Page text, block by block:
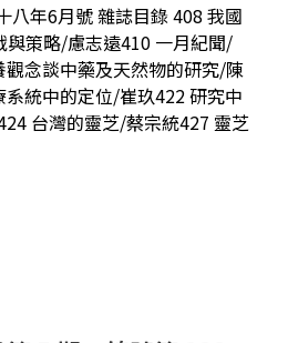
八年6月號 雜誌目錄 408 我國
與策略/慮志遠410 一月紀聞/
念談中藥及天然物的研究/陳
統中的定位/崔玖422 研究中
台灣的靈芝/蔡宗統427 靈芝